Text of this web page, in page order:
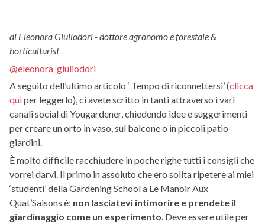
di Eleonora Giuliodori - dottore agronomo e forestale &
horticulturist
@eleonora_giuliodori
A seguito dell’ultimo articolo ‘ Tempo di riconnettersi’ (clicca
quiper leggerlo), ci avete scritto in tanti attraverso i vari
canali social di Yougardener, chiedendo idee e suggerimenti
per creare un orto in vaso, sul balcone o in piccoli patio-
giardini.
È molto difficile racchiudere in poche righe tutti i consigli che
vorrei darvi. Il primo in assoluto che ero solita ripetere ai miei
‘studenti’ della Gardening School a Le Manoir Aux
Quat’Saisons è: non lasciatevi intimorire e prendete il
giardinaggio come un esperimento . Deve essere utile per